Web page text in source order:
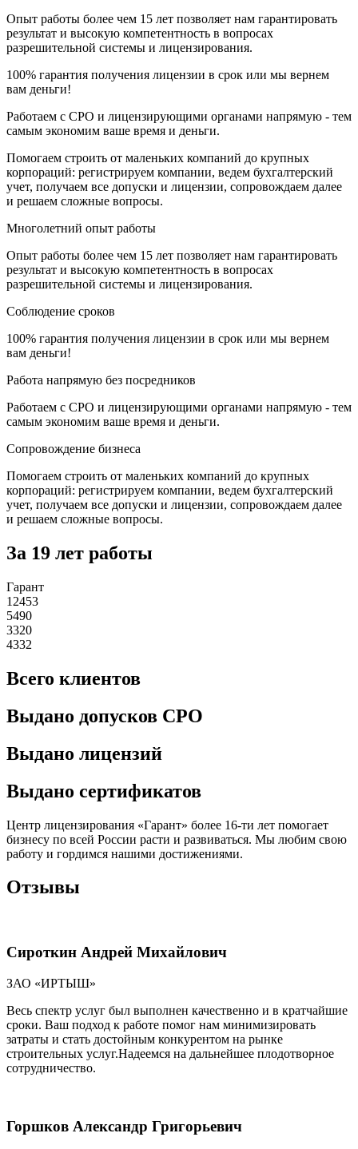
Опыт работы более чем 15 лет позволяет нам гарантировать
результат и высокую компетентность в вопросах
разрешительной системы и лицензирования.
100% гарантия получения лицензии в срок или мы вернем
вам деньги!
Работаем с СРО и лицензирующими органами напрямую - тем
самым экономим ваше время и деньги.
Помогаем строить от маленьких компаний до крупных
корпораций: регистрируем компании, ведем бухгалтерский
учет, получаем все допуски и лицензии, сопровождаем далее
и решаем сложные вопросы.
Многолетний опыт работы
Опыт работы более чем 15 лет позволяет нам гарантировать
результат и высокую компетентность в вопросах
разрешительной системы и лицензирования.
Соблюдение сроков
100% гарантия получения лицензии в срок или мы вернем
вам деньги!
Работа напрямую без посредников
Работаем с СРО и лицензирующими органами напрямую - тем
самым экономим ваше время и деньги.
Сопровождение бизнеса
Помогаем строить от маленьких компаний до крупных
корпораций: регистрируем компании, ведем бухгалтерский
учет, получаем все допуски и лицензии, сопровождаем далее
и решаем сложные вопросы.
За 19 лет работы
Гарант
12453
5490
3320
4332
Всего клиентов
Выдано допусков СРО
Выдано лицензий
Выдано сертификатов
Центр лицензирования «Гарант» более 16-ти лет помогает
бизнесу по всей России расти и развиваться. Мы любим свою
работу и гордимся нашими достижениями.
Отзывы
Сироткин Андрей Михайлович
ЗАО «ИРТЫШ»
Весь спектр услуг был выполнен качественно и в кратчайшие
сроки. Ваш подход к работе помог нам минимизировать
затраты и стать достойным конкурентом на рынке
строительных услуг.Надеемся на дальнейшее плодотворное
сотрудничество.
Горшков Александр Григорьевич